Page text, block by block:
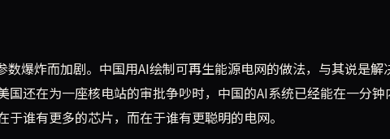
爆炸而加剧。中国用AI绘制可再生能源电网的做法，与其说是解
还在为一座核电站的审批争吵时，中国的AI系统已经能在一分钟
谁有更多的芯片，而在于谁有更聪明的电网。